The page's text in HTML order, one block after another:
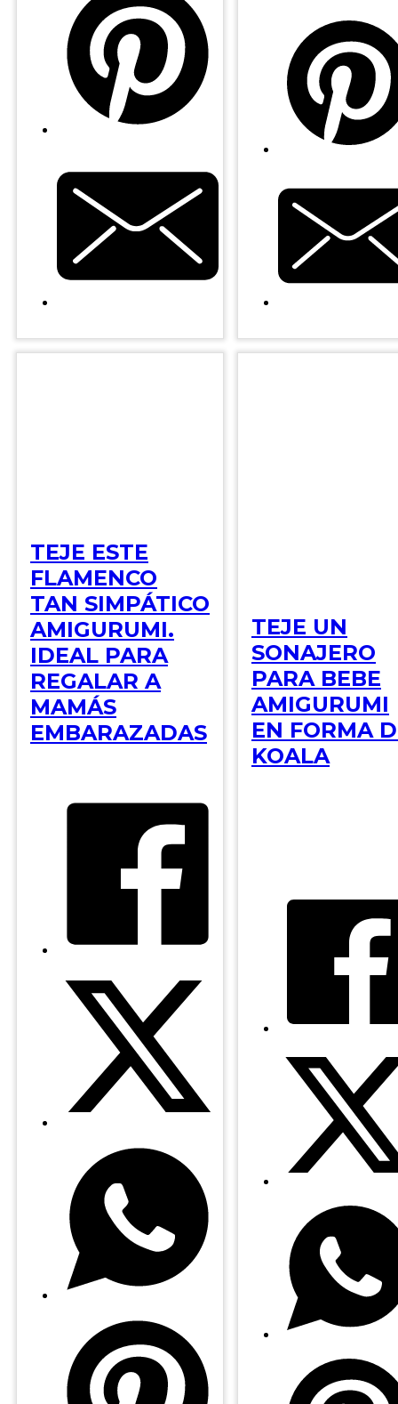
TEJE ESTE
FLAMENCO
TAN SIMPÁTICO
AMIGURUMI.
IDEAL PARA
REGALAR A
MAMÁS
EMBARAZADAS
TEJE UN
SONAJERO
PARA BEBE
AMIGURUMI
EN FORMA
KOALA